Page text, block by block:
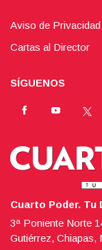
Aviso de Privacidad
Cartas al Director
SÍGUENOS
Cuarto Poder. Tu
3ª Poniente Norte
Gutiérrez, Chiapas,